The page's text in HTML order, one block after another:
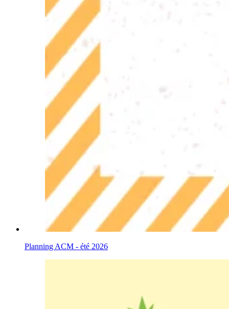
Planning ACM - été 2026